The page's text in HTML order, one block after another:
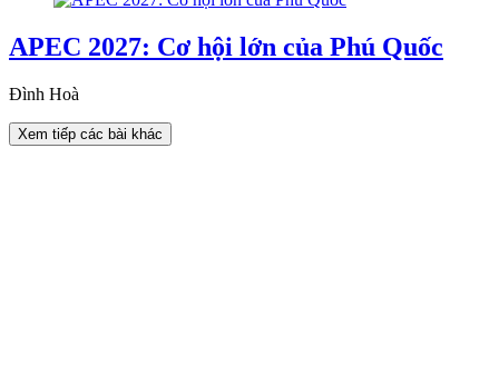
APEC 2027: Cơ hội lớn của Phú Quốc
Đình Hoà
Xem tiếp các bài khác